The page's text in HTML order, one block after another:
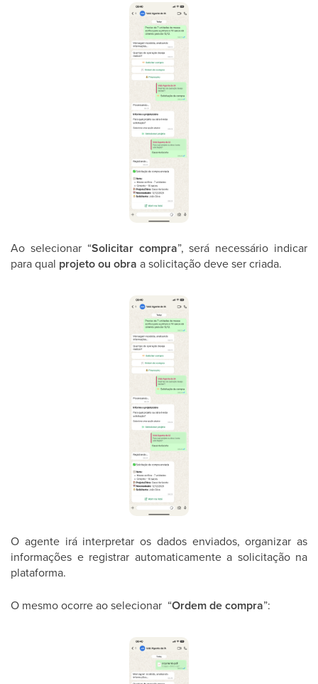
Ao selecionar “Solicitar compra”, será necessário indicar
para qual projeto ou obra a solicitação deve ser criada.
O agente irá interpretar os dados enviados, organizar as
informações e registrar automaticamente a solicitação na
plataforma.
O mesmo ocorre ao selecionar “Ordem de compra”: